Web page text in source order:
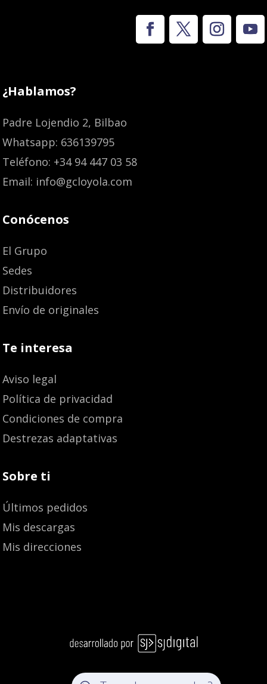
¿Hablamos?
Padre Lojendio 2, Bilbao
Whatsapp: 636139795
Teléfono: +34 94 447 03 58
Email: info@gcloyola.com
Conócenos
El Grupo
Sedes
Distribuidores
Envío de originales
Te interesa
Aviso legal
Política de privacidad
Condiciones de compra
Destrezas adaptativas
Sobre ti
Últimos pedidos
Mis descargas
Mis direcciones